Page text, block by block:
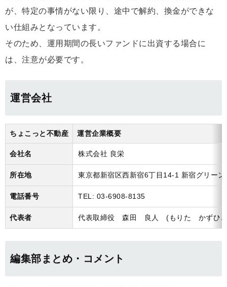
が、特定の事情がない限り、途中で解約、換金ができな
い仕組みとなっています。
そのため、運用期間の長いファンドに出資する場合に
は、注意が必要です。
運営会社
ちょこっと不動産 運営企業概要
会社名 株式会社 良栄
所在地 東京都新宿区西新宿6丁目14-1 新宿グリー
電話番号 TEL: 03-6908-8135
代表者 代表取締役 森田 良人 (もりた かずひ
編集部まとめ・コメント